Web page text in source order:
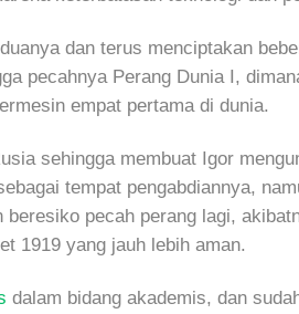
dan terus menciptakan
pecahnya Perang Dunia I,
empat pertama di dunia.
sehingga membuat Igor
tempat pengabdiannya,
pecah perang lagi,
1919 yang jauh lebih aman.
dalam bidang akademis, dan